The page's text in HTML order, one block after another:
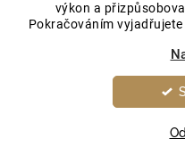
výkon a
Pokračováním